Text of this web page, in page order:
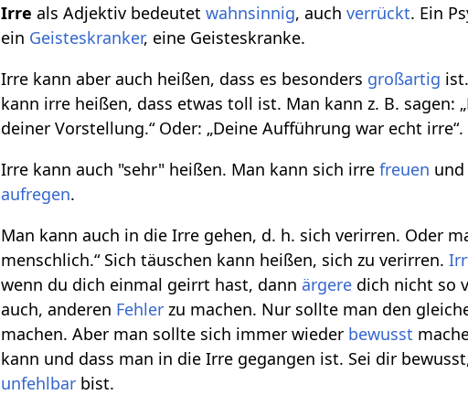
Irre‏‎als Adjektiv bedeutetwahnsinnig, auchverrückt. Ein
ein Geisteskranker, eine Geisteskranke.
Irre kann aber auch heißen, dass es besonders großartig
kann irre heißen, dass etwas toll ist. Man kann z. B. sagen:
deiner Vorstellung.“ Oder: „Deine Aufführung war echt irre“.
Irre kann auch "sehr" heißen. Man kann sich irrefreuen
aufregen.
Man kann auch in die Irre gehen, d. h. sich verirren. Oder
menschlich.“ Sich täuschen kann heißen, sich zu verirren.
wenn du dich einmal geirrt hast, dann ärgere dich nicht so
auch, anderen Fehler zu machen. Nur sollte man den
machen. Aber man sollte sich immer wieder bewusst
kann und dass man in die Irre gegangen ist. Sei dir
unfehlbar bist.